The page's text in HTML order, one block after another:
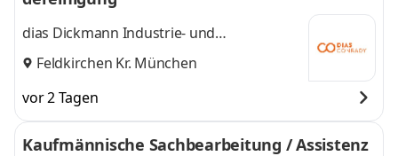
dias Dickmann Industrie- und
Anlagenservice GmbH
Feldkirchen Kr. München
vor 2 Tagen
Kaufmännische Sachbearbeitung / Assistenz